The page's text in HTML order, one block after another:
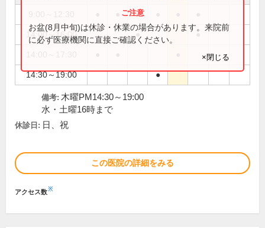
●
14:00～16:00 ● ●
14:30～19:00 ●
お盆(8月中旬)は休診・休業の場合があります。来院前
に必ず医療機関に直接ご確認ください。
×閉じる
備考: 木曜PM14:30～19:00
水・土曜16時まで
休診日: 日、祝
この医院の詳細をみる
アクセス数※